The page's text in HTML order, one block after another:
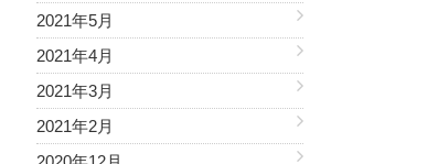
2021年5月
2021年4月
2021年3月
2021年2月